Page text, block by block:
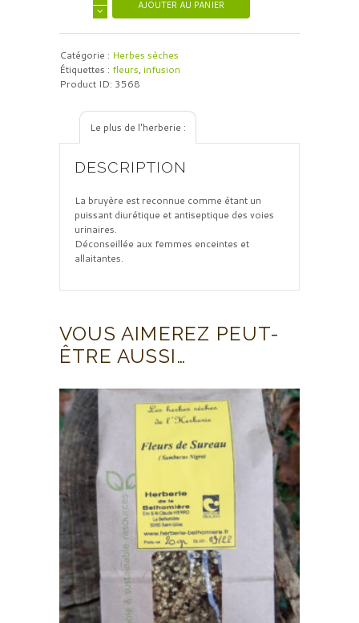
AJOUTER AU PANIER
Catégorie : Herbes sèches
Étiquettes : fleurs, infusion
Product ID: 3568
Le plus de l'herberie :
DESCRIPTION
La bruyère est reconnue comme étant un
puissant diurétique et antiseptique des voies
urinaires.
Déconseillée aux femmes enceintes et
allaitantes.
VOUS AIMEREZ PEUT-
ÊTRE AUSSI…